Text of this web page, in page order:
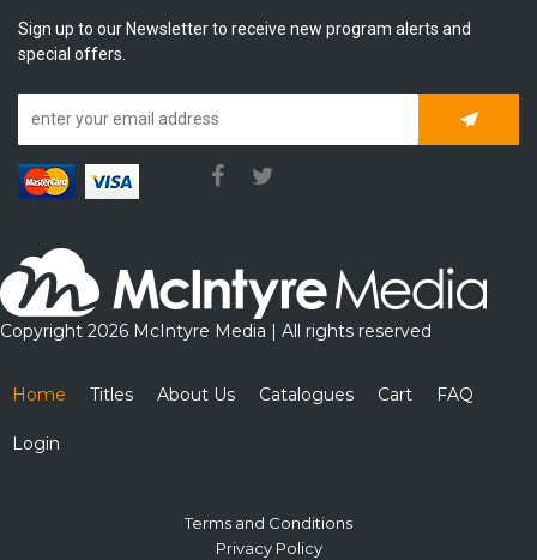
Sign up to our Newsletter to receive new program alerts and
special offers.
Copyright 2026 McIntyre Media | All rights reserved
Home Titles About Us Catalogues Cart FAQ
Login
Terms and Conditions
Privacy Policy